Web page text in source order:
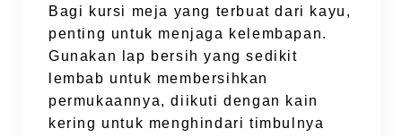
Bagi kursi meja yang terbuat dari kayu,
penting untuk menjaga kelembapan.
Gunakan lap bersih yang sedikit
lembab untuk membersihkan
permukaannya, diikuti dengan kain
kering untuk menghindari timbulnya